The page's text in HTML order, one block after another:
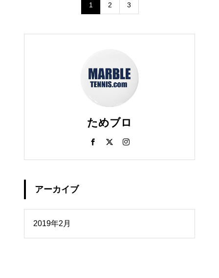
1 2 3
ためブロ
アーカイブ